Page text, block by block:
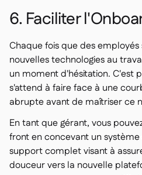
6. Faciliter
Chaque fois que des
nouvelles technologies au
un moment d'hésitation. C'est
s'attend à faire face à une
abrupte avant de maîtriser ce
En tant que gérant, vous
front en concevant un
support complet visant à
douceur vers la nouvelle